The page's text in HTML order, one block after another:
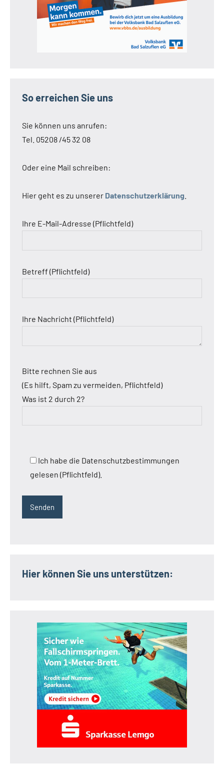
So erreichen Sie uns
Sie können uns anrufen:
Tel. 05208 /45 32 08
Oder eine Mail schreiben:
Hier geht es zu unserer Datenschutzerklärung
Ihre E-Mail-Adresse (Pflichtfeld)
Betreff (Pflichtfeld)
Ihre Nachricht (Pflichtfeld)
Bitte rechnen Sie aus
(Es hilft, Spam zu vermeiden, Pflichtfeld)
Was ist 2 durch 2?
Ich habe die Datenschutzbestimmungen
gelesen (Pflichtfeld).
Hier können Sie uns unterstützen: